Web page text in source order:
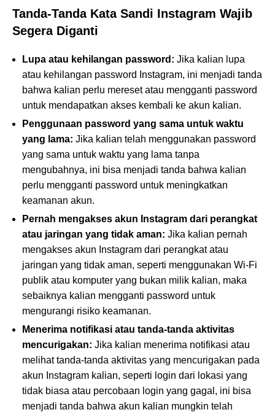
Tanda-Tanda Kata Sandi Instagram Wajib
Segera Diganti
Lupa atau kehilangan password: Jika kalian lupa
atau kehilangan password Instagram, ini menjadi tanda
bahwa kalian perlu mereset atau mengganti password
untuk mendapatkan akses kembali ke akun kalian.
Penggunaan password yang sama untuk waktu
yang lama: Jika kalian telah menggunakan password
yang sama untuk waktu yang lama tanpa
mengubahnya, ini bisa menjadi tanda bahwa kalian
perlu mengganti password untuk meningkatkan
keamanan akun.
Pernah mengakses akun Instagram dari perangkat
atau jaringan yang tidak aman: Jika kalian pernah
mengakses akun Instagram dari perangkat atau
jaringan yang tidak aman, seperti menggunakan Wi-Fi
publik atau komputer yang bukan milik kalian, maka
sebaiknya kalian mengganti password untuk
mengurangi risiko keamanan.
Menerima notifikasi atau tanda-tanda aktivitas
mencurigakan: Jika kalian menerima notifikasi atau
melihat tanda-tanda aktivitas yang mencurigakan pada
akun Instagram kalian, seperti login dari lokasi yang
tidak biasa atau percobaan login yang gagal, ini bisa
menjadi tanda bahwa akun kalian mungkin telah